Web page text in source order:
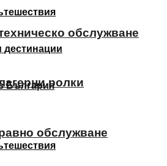
България
обслужване
ролки
обслужване